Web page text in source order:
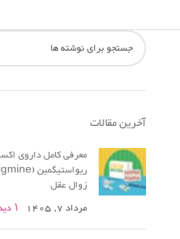
آخرین مقالات
زوال عقل
مرداد 7, 1405
۱ دیدگاه